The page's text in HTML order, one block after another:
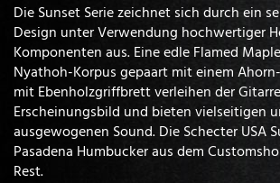
Die Sunset Serie zeichnet sich durch ein
Design unter Verwendung hochwertiger
Komponenten aus. Eine edle Flamed
Nyathoh-Korpus gepaart mit einem
mit Ebenholzgriffbrett verleihen der
Erscheinungsbild und bieten vielseitigen
ausgewogenen Sound. Die Schecter USA
Pasadena Humbucker aus dem
Rest.